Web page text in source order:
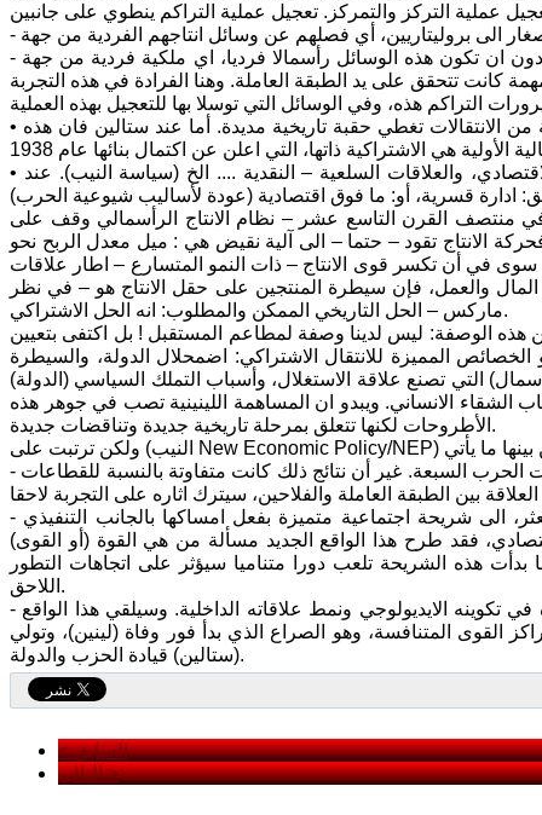
- ودمجهم بوسائل انتاج غير مجزأة، غير مبعثرة، غير فردية، بل ذات طابع اجتماعي، دون ان تكون هذه الوسائل رأسمالا فرديا، اي ملكية فردية من جهة
• كان لينين يفهم التحول الجاري في روسيا على انه حلقة وسيطة في سلسلة طويلة من الانتقالات تغطي حقبة تاريخية مديدة. أما عند ستالين فان هذه
• عند لينين، وسائل التحفيز اقتصادية، اي ربط الأجر بالمنتوج، واستخدام الحساب الاقتصادي، والعلاقات السلعية – النقدية .... الخ (سياسة النيب). عند
منتصف القرن التاسع عشر – نظام الانتاج الرأسمالي وقف على
الانتاج تقود – حتما – الى آلية نقيض هي : ميل معدل الربح نحو
سوى في أن تكسر قوى الانتاج – ذات النمو المتسارع – اطار علاقات
والعمل، فإن سيطرة المنتجين على حقل الانتاج هو – في نظر
ماركس – الحل التاريخي الممكن والمطلوب: انه الحل الاشتراكي.
الوصفة: ليس لدينا وصفة لمطاعم المستقبل ! بل اكتفى بتعيين
المميزة للانتقال الاشتراكي: اضمحلال الدولة، والسيطرة
التي تصنع علاقة الاستغلال، وأسباب التملك السياسي (الدولة)
الشقاء الانساني. ويبدو ان المساهمة اللينينية تصب في جوهر هذه
الأطروحات لكنها تتعلق بمرحلة تاريخية جديدة وتناقضات جديدة.
- أدت وظيفتها في إعادة إنهاض القوى المنتجة والتغلب على الدمار الذي احدثته سنوات الحرب السبعة. غير أن نتائج ذلك كانت متفاوتة بالنسبة للقطاعات
- شكلت الظروف الجديدة حافزا لتحول البيروقراطية الجديدة من سلوك فردي مبعثر، الى شريحة اجتماعية متميزة بفعل امساكها بالجانب التنفيذي
فقد طرح هذا الواقع الجديد مسألة من هي القوة (أو القوى)
بدأت هذه الشريحة تلعب دورا متناميا سيؤثر على اتجاهات التطور
اللاحق.
- وفي سياق هذا التحول في البنية الاجتماعية - الطبقية شهد الحزب تحولات مناظرة في تكوينه الايديولوجي ونمط علاقاته الداخلية. وسيلقي هذا الواقع
القوى المتنافسة، وهو الصراع الذي بدأ فور وفاة (لينين)، وتولي
(ستالين) قيادة الحزب والدولة.
< السابق
التالي >